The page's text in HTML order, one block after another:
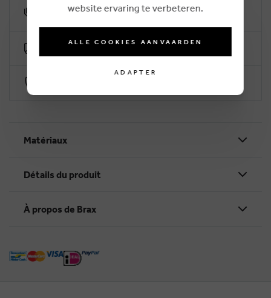
10% remise de fidélité
Livraison gratuite dès €50 (2-4 jours ouvrables)
Matériaux
Détails du produit
À propos de Brax
website ervaring te verbeteren.
ALLE COOKIES AANVAARDEN
ADAPTER